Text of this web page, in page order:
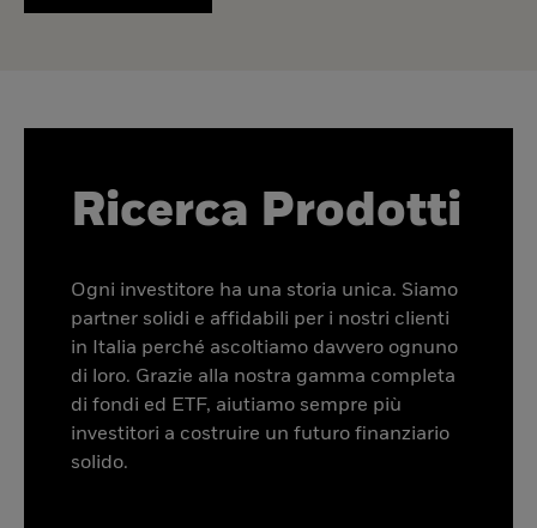
Ricerca Prodotti
Ogni investitore ha una storia unica. Siamo
partner solidi e affidabili per i nostri clienti
in Italia perché ascoltiamo davvero ognuno
di loro. Grazie alla nostra gamma completa
di fondi ed ETF, aiutiamo sempre più
investitori a costruire un futuro finanziario
solido.